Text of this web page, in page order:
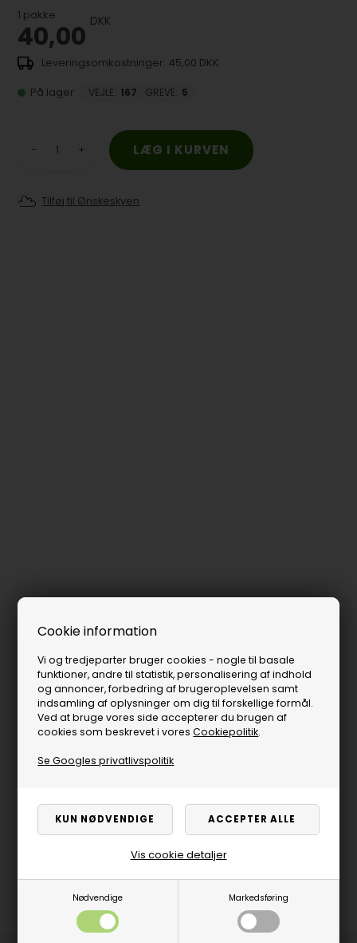
Cookie information
Vi og tredjeparter bruger cookies - nogle til basale
funktioner, andre til statistik, personalisering af indhold
og annoncer, forbedring af brugeroplevelsen samt
indsamling af oplysninger om dig til forskellige formål.
Ved at bruge vores side accepterer du brugen af
cookies som beskrevet i voresCookiepolitik.
Se Googles privatlivspolitik
Nødvendige Markedsføring
Vis cookie detaljer
1 pakke
40,00 DKK
45,00 DKK
På lager
VEJLE: 167 GREVE: 5
- +
Tilføj til Ønskeskyen